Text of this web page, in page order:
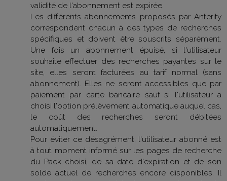
validité de l'abonnement est expirée.
Les différents abonnements proposés par Anterity
correspondent chacun à des types de recherches
spécifiques et doivent être souscrits séparément.
Une fois un abonnement épuisé, si l'utilisateur
souhaite effectuer des recherches payantes sur le
site, elles seront facturées au tarif normal (sans
abonnement). Elles ne seront accessibles que par
paiement par carte bancaire sauf si l'utilisateur a
choisi l'option prélèvement automatique auquel cas,
le coût des recherches seront débitées
automatiquement.
Pour éviter ce désagrément, l'utilisateur abonné est
à tout moment informé sur les pages de recherche
du Pack choisi, de sa date d'expiration et de son
solde actuel de recherches encore disponibles. Il